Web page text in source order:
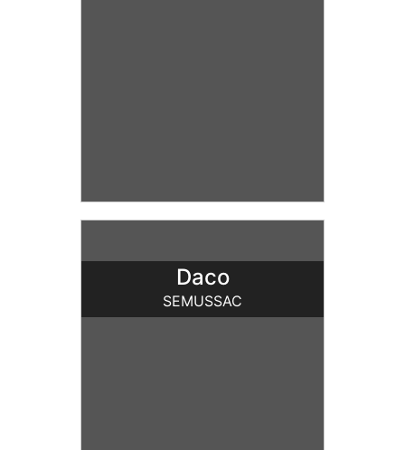
Daco
SEMUSSAC